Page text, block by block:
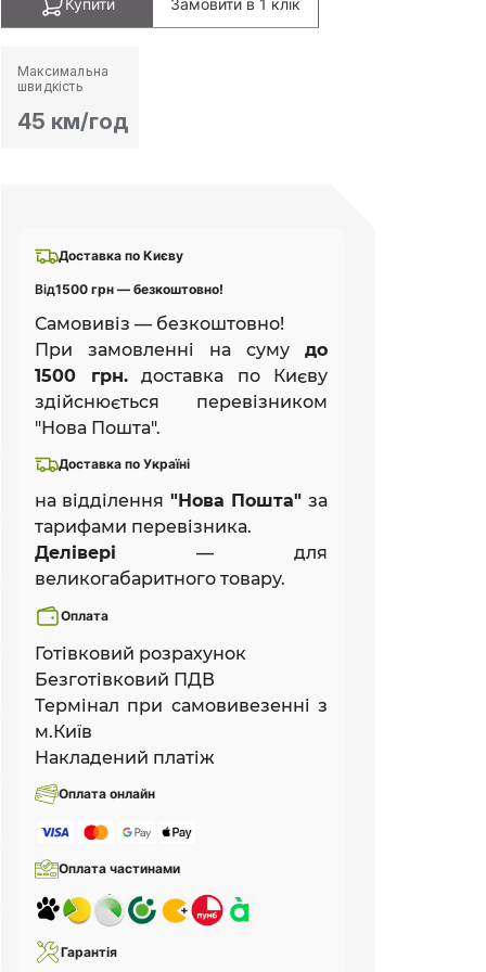
Купити Замовити в 1 клік
Максимальна
швидкість
45 км/год
Доставка по Києву
Від1500 грн — безкоштовно!
Самовивіз — безкоштовно!
При замовленні на суму до
1500 грн.доставка по Києву
здійснюється перевізником
"Нова Пошта".
Доставка по Україні
на відділення "Нова Пошта" за
тарифами перевізника.
Делівері — для
великогабаритного товару.
Оплата
Готівковий розрахунок
Безготівковий ПДВ
Термінал при самовивезенні з
м.Київ
Накладений платіж
Оплата онлайн
Оплата частинами
Гарантія